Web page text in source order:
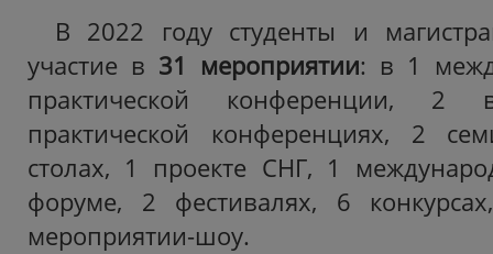
В 2022 году студенты и
участие в 31 мероприятии: в 1
практической конференции, 2
практической конференциях, 2
столах, 1 проекте СНГ, 1
форуме, 2 фестивалях, 6
мероприятии-шоу.